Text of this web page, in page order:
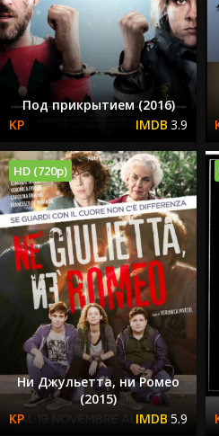
Под прикрытием (2016)
3.9
HD (720p)
Ни Джульетта, ни Ромео
(2015)
5.9